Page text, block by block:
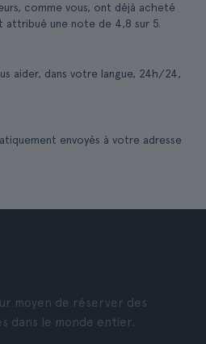
comme vous, ont déjà acheté
attribué une note de 4,8 sur 5.
aider, dans votre langue, 24h/24,
envoyés à votre adresse
moyen de réserver des
dans le monde entier.